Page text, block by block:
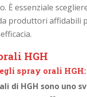
È essenziale
produttori affidabili
HGH
spray orali HGH:
di HGH sono uno